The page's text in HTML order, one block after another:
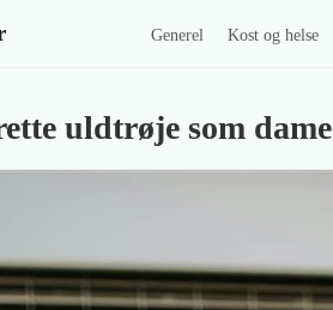
Generel Kost og helse
uldtrøje som dame